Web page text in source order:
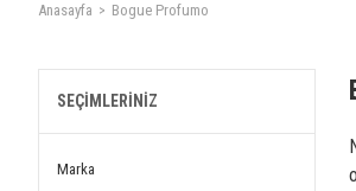
Anasayfa Bogue Profumo
SEÇIMLERINIZ
Marka